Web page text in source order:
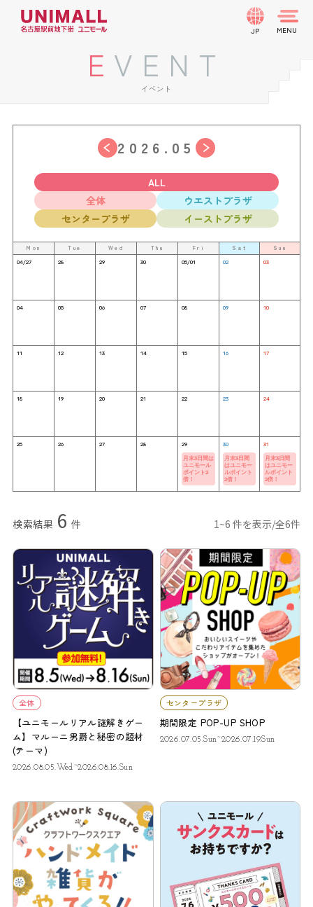
JP
EVENT
イベント
2026.05
ALL
全体
ウエストプラザ
センタープラザ
イーストプラザ
Mon Tue Wed Thu Fri Sat Sun
04/27 28 29 30 05/01 02 03
04 05 06 07 08 09 10
11 12 13 14 15 16 17
18 19 20 21 22 23 24
25 26 27 28 29
月末3日間は
ユニモール
ポイント2
倍！
30
月末3日間
はユニモー
ルポイント
2倍！
31
月末3日間
はユニモー
ルポイント
2倍！
検索結果 6 件 1~6 件を表示/全6件
全体
【ユニモールリアル謎解きゲー
ム】マルーニ男爵と秘密の題材
(テーマ)
2026.08.05.Wed~2026.08.16.Sun
センタープラザ
期間限定 POP-UP SHOP
2026.07.05.Sun~2026.07.19.Sun